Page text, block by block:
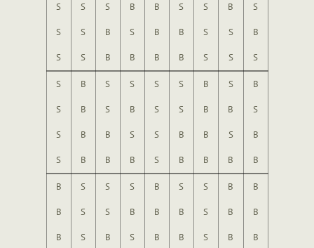
S S S B B S S B S
S S B S B B S S B
S S B B B B S S S
S B S S S S B S B
S B S B S S B B S
S B B S S B B S B
S B B B S B B B B
B S S S B S S B B
B S S B B B S B B
B S B S B B S B B